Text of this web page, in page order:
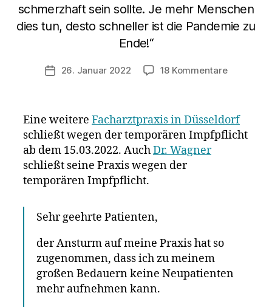
schmerzhaft sein sollte. Je mehr Menschen
dies tun, desto schneller ist die Pandemie zu
Ende!“
Veröffentlichungsdatum
26. Januar 2022 18 Kommentarezu
schließt
wegen
Eine weitere Facharztpraxis in Düsseldorf
schließt wegen der temporären Impfpflicht
ab dem 15.03.2022. AuchDr. Wagner
schließt seine Praxis wegen der
temporären Impfpflicht.
Sehr geehrte Patienten,
der Ansturm auf meine Praxis hat so
zugenommen, dass ich zu meinem
großen Bedauern keine Neupatienten
mehr aufnehmen kann.